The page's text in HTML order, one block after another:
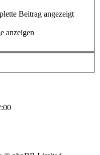
Beitrag angezeigt
anzeigen